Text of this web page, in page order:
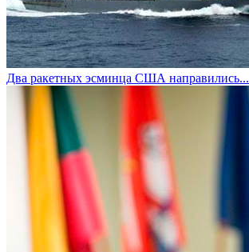
Два ракетных эсминца США направились...